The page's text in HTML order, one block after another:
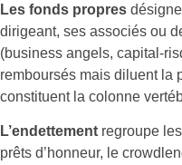
Les fonds propres
dirigeant, ses associés ou
(business angels, capital-
remboursés mais diluent la
constituent la colonne
L’endettement regroupe
prêts d’honneur, le